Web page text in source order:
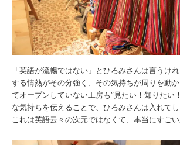
「英語が流暢ではない」とひろみさんは言うけ
する情熱がその分強く、その気持ちが周りを動
てオープンしていない工房も”見たい！知りたい
な気持ちを伝えることで、ひろみさんは入れてし
これは英語云々の次元ではなくて、本当にすごい